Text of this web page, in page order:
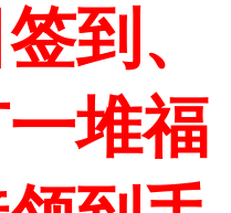
到、
堆福